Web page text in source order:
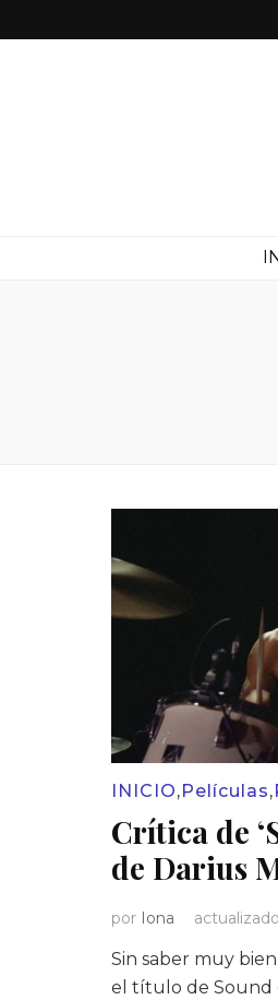
INICIO, Películas,
Crítica de
de Darius
por Iona
Sin saber muy
el título de Sound